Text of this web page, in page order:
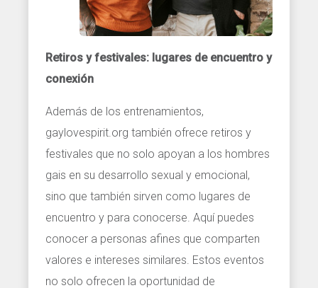
Retiros y festivales: lugares de encuentro y
conexión
Además de los entrenamientos,
gaylovespirit.org también ofrece retiros y
festivales que no solo apoyan a los hombres
gais en su desarrollo sexual y emocional,
sino que también sirven como lugares de
encuentro y para conocerse. Aquí puedes
conocer a personas afines que comparten
valores e intereses similares. Estos eventos
no solo ofrecen la oportunidad de